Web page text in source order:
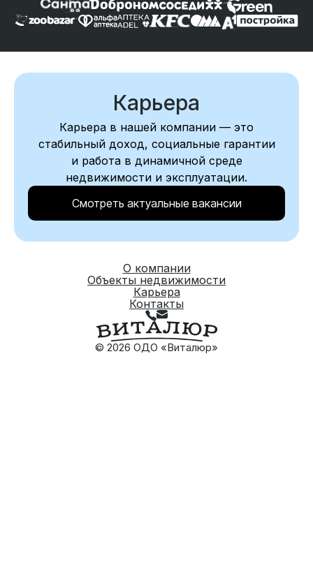
Карьера
Карьера в нашей компании — это
стабильный доход, социальные гарантии
и работа в динамичной среде
недвижимости и эксплуатации.
Смотреть актуальные вакансии
© 2026 ОДО «Виталюр»
О компании
Объекты недвижимости
Карьера
Контакты